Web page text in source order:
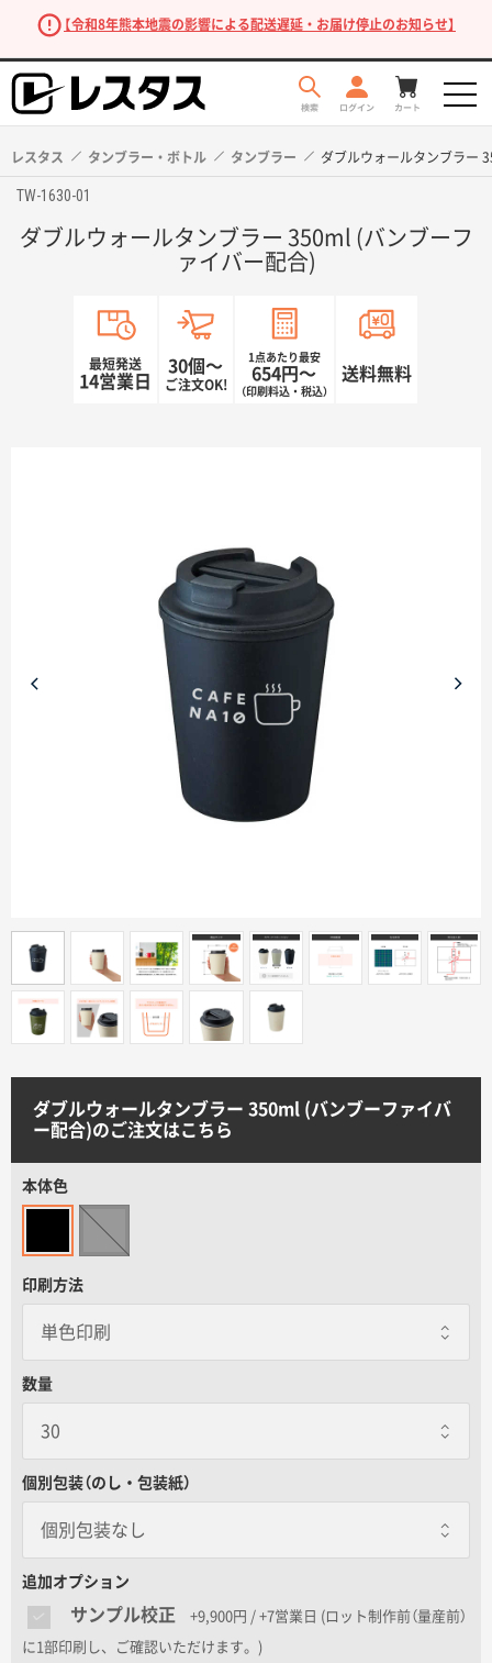
【令和8年熊本地震の影響による配送遅延・お届け停止のお知らせ】
商品を探す
商品カテゴリーから探す
ターゲットから探す
目的・シーンから探す
印刷色から探す
サイトメニュー
ご注文の流れ
お見積書の作成方法
データ入稿ガイド
名入れグループサイト
レスタス タンブラー・ボトル タンブラー ダブルウォールタンブラー
TW-1630-01
ダブルウォールタンブラー 350ml (バンブーフ
ァイバー配合)
最短発送
14営業日
30個〜
ご注文OK!
1点あたり最安
654円〜
（印刷料込・税込）
送料無料
ダブルウォールタンブラー 350ml (バンブーファイバ
ー配合)のご注文はこちら
本体色
印刷方法
数量
個別包装（のし・包装紙）
個別包装なし
包装紙
一個あたり+80.00円 / 5日出荷
追加オプション
サンプル校正 +9,900円 / +7営業日 (ロット制作前（量産前）
に1部印刷し、ご確認いただけます。)